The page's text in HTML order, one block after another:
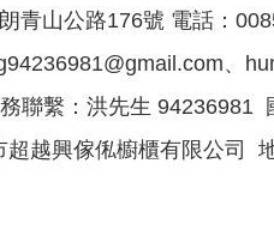
青山公路176號 電話：
、
聯繫：洪先生 94236981
超越興傢俬櫥櫃有限公司